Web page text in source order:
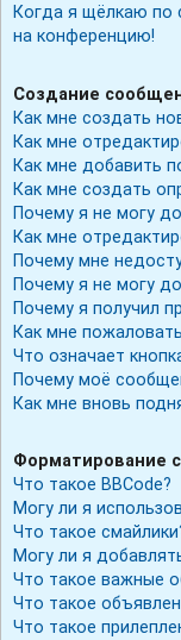
Когда я щёлкаю по
на конференцию!
Создание
Как мне создать
Как мне
Как мне добавить
Как мне создать
Почему я не могу
Как мне
Почему мне
Почему я не могу
Почему я получил
Как мне
Что означает
Почему моё
Как мне вновь
Форматирование
Что такое BBCode?
Могу ли я
Что такое
Могу ли я
Что такое важные
Что такое
Что такое